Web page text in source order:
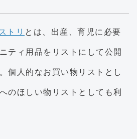
トリ とは、出産、育児に必要
ティ用品をリストにして公開
個人的なお買い物リストとし
のほしい物リストとしても利